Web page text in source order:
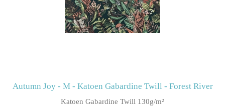
Autumn Joy - M - Katoen Gabardine Twill - Forest River
Katoen Gabardine Twill 130g/m²